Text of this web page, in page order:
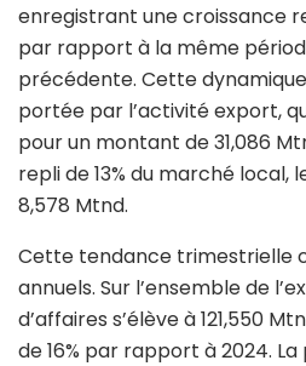
enregistrant une croissance
par rapport à la même
précédente. Cette
portée par l’activité export,
pour un montant de 31,086
repli de 13% du marché local,
8,578 Mtnd.
Cette tendance trimestrielle
annuels. Sur l’ensemble de
d’affaires s’élève à 121,550
de 16% par rapport à 2024.